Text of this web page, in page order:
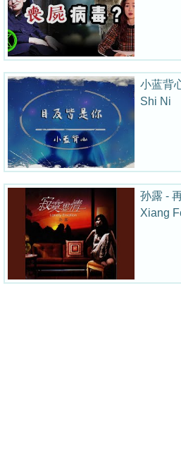
小蓝背
Shi Ni
孙露 -
Xiang